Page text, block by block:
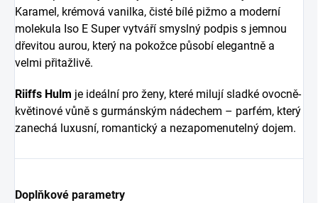
Karamel, krémová vanilka, čisté bílé pižmo a moderní
molekula Iso E Super vytváří smyslný podpis s jemnou
dřevitou aurou, který na pokožce působí elegantně a
velmi přitažlivě.
Riiffs Hulm je ideální pro ženy, které milují sladké ovocně-
květinové vůně s gurmánským nádechem – parfém, který
zanechá luxusní, romantický a nezapomenutelný dojem.
Doplňkové parametry